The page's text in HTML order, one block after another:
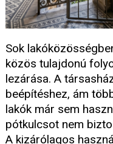
Sok
közös tulajdonú
lezárása. A
beépítéshez, ám
lakók már sem
pótkulcsot nem
A kizárólagos